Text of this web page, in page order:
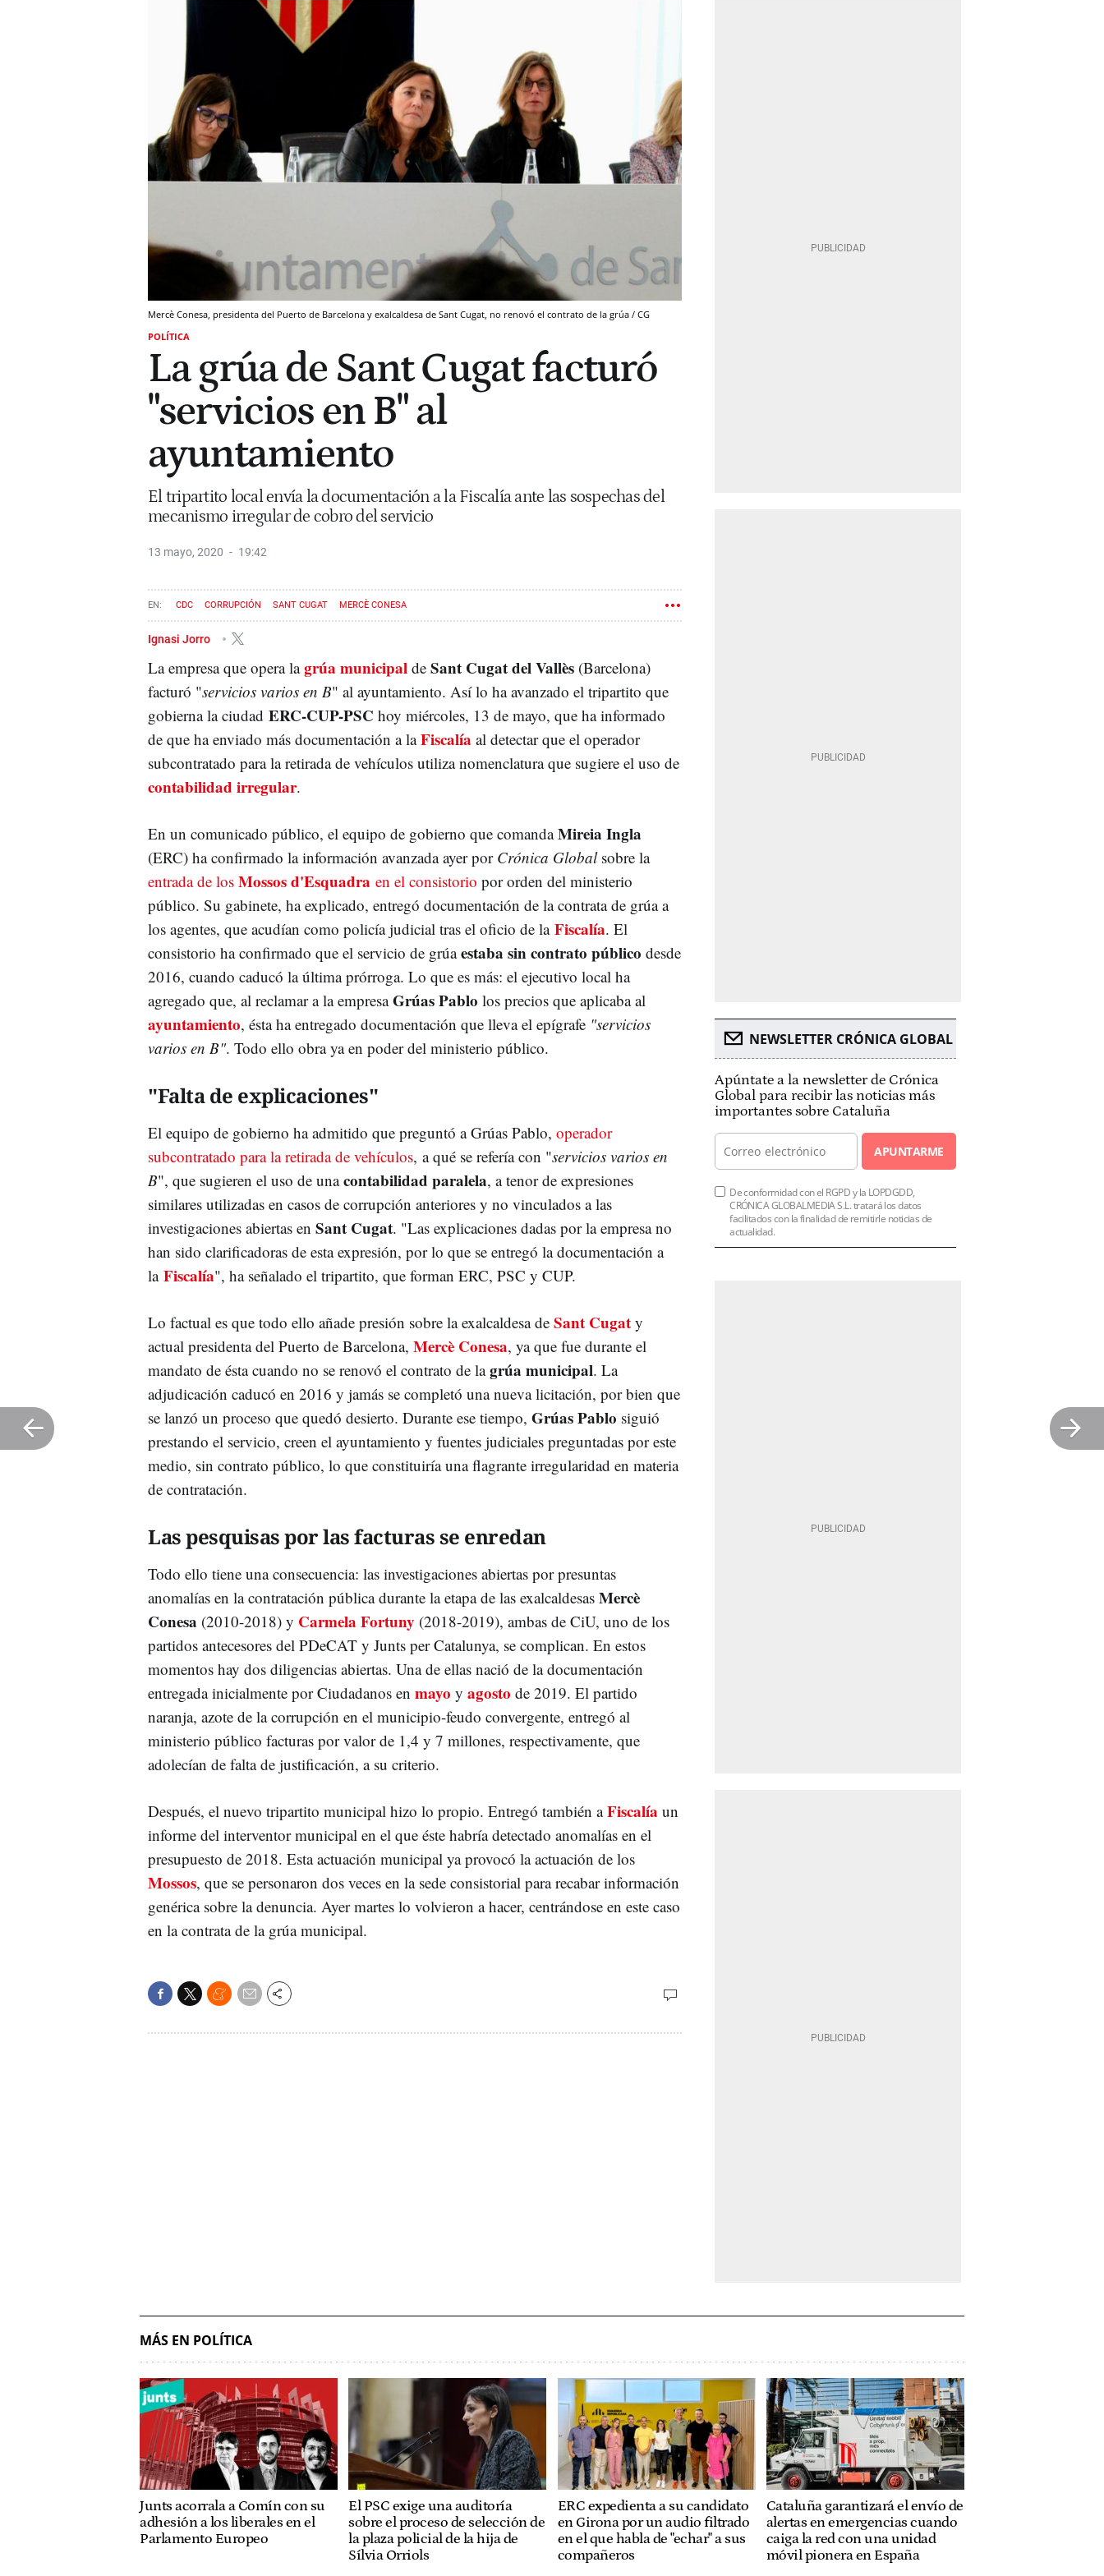
Mercè Conesa, presidenta del Puerto de Barcelona y exalcaldesa de Sant Cugat, no renovó el contrato de la grúa / CG
POLÍTICA
La grúa de Sant Cugat facturó
"servicios en B" al
ayuntamiento
El tripartito local envía la documentación a la Fiscalía ante las sospechas del
mecanismo irregular de cobro del servicio
13 mayo, 2020 19:42
CDC CORRUPCIÓN SANT CUGAT MERCÈ CONESA
Ignasi Jorro
La empresa que opera lagrúa municipal de Sant Cugat del Vallès (Barcelona)
facturó "servicios varios en B" al ayuntamiento. Así lo ha avanzado el tripartito que
gobierna la ciudad ERC-CUP-PSC hoy miércoles, 13 de mayo, que ha informado
de que ha enviado más documentación a laFiscalía al detectar que el operador
subcontratado para la retirada de vehículos utiliza nomenclatura que sugiere el uso de
contabilidad irregular.
En un comunicado público, el equipo de gobierno que comandaMireia Ingla
(ERC) ha confirmado la información avanzada ayer por Crónica Globalsobre la
entrada de los Mossos d'Esquadra en el consistorio por orden del ministerio
público. Su gabinete, ha explicado, entregó documentación de la contrata de grúa a
los agentes, que acudían como policía judicial tras el oficio de la Fiscalía. El
consistorio ha confirmado que el servicio de grúaestaba sin contrato público desde
2016, cuando caducó la última prórroga. Lo que es más: el ejecutivo local ha
agregado que, al reclamar a la empresaGrúas Pablo los precios que aplicaba al
ayuntamiento, ésta ha entregado documentación que lleva el epígrafe "servicios
varios en B". Todo ello obra ya en poder del ministerio público.
"Falta de explicaciones"
El equipo de gobierno ha admitido que preguntó a Grúas Pablo, operador
subcontratado para la retirada de vehículos, a qué se refería con "servicios varios en
B", que sugieren el uso de unacontabilidad paralela, a tenor de expresiones
similares utilizadas en casos de corrupción anteriores y no vinculados a las
investigaciones abiertas en Sant Cugat. "Las explicaciones dadas por la empresa no
han sido clarificadoras de esta expresión, por lo que se entregó la documentación a
la Fiscalía", ha señalado el tripartito, que forman ERC, PSC y CUP.
Lo factual es que todo ello añade presión sobre la exalcaldesa de Sant Cugat y
actual presidenta del Puerto de Barcelona, Mercè Conesa, ya que fue durante el
mandato de ésta cuando no se renovó el contrato de lagrúa municipal. La
adjudicación caducó en 2016 y jamás se completó una nueva licitación, por bien que
se lanzó un proceso que quedó desierto. Durante ese tiempo, Grúas Pablo siguió
prestando el servicio, creen el ayuntamiento y fuentes judiciales preguntadas por este
medio, sin contrato público, lo que constituiría una flagrante irregularidad en materia
de contratación.
Las pesquisas por las facturas se enredan
Todo ello tiene una consecuencia: las investigaciones abiertas por presuntas
anomalías en la contratación pública durante la etapa de las exalcaldesas Mercè
Conesa (2010-2018) y Carmela Fortuny (2018-2019), ambas de CiU, uno de los
partidos antecesores del PDeCAT y Junts per Catalunya, se complican. En estos
momentos hay dos diligencias abiertas. Una de ellas nació de la documentación
entregada inicialmente por Ciudadanos en mayo y agosto de 2019. El partido
naranja, azote de la corrupción en el municipio-feudo convergente, entregó al
ministerio público facturas por valor de 1,4 y 7 millones, respectivamente, que
adolecían de falta de justificación, a su criterio.
Después, el nuevo tripartito municipal hizo lo propio. Entregó también aFiscalía un
informe del interventor municipal en el que éste habría detectado anomalías en el
presupuesto de 2018. Esta actuación municipal ya provocó la actuación de los
Mossos, que se personaron dos veces en la sede consistorial para recabar información
genérica sobre la denuncia. Ayer martes lo volvieron a hacer, centrándose en este caso
en la contrata de la grúa municipal.
NEWSLETTER CRÓNICA GLOBAL
Apúntate a la newsletter de Crónica
Global para recibir las noticias más
importantes sobre Cataluña
APUNTARME
De conformidad con el RGPD y la LOPDGDD,
CRÓNICA GLOBALMEDIA S.L. tratará los datos
facilitados con la finalidad de remitirle noticias de
actualidad.
MÁS EN POLÍTICA
Junts acorrala a Comín con su
adhesión a los liberales en el
Parlamento Europeo
El PSC exige una auditoría
sobre el proceso de selección de
la plaza policial de la hija de
Sílvia Orriols
ERC expedienta a su candidato
en Girona por un audio filtrado
en el que habla de "echar" a sus
compañeros
Cataluña garantizará el envío de
alertas en emergencias cuando
caiga la red con una unidad
móvil pionera en España